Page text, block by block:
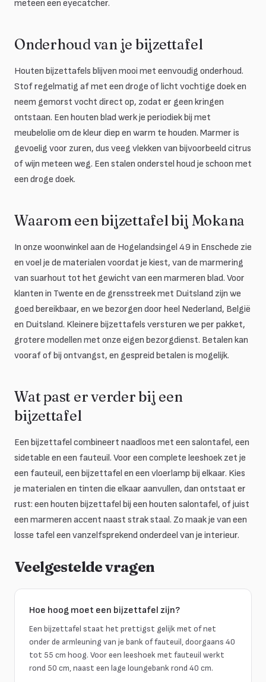
meteen een eyecatcher.
Onderhoud van je bijzettafel
Houten bijzettafels blijven mooi met eenvoudig onderhoud.
Stof regelmatig af met een droge of licht vochtige doek en
neem gemorst vocht direct op, zodat er geen kringen
ontstaan. Een houten blad werk je periodiek bij met
meubelolie om de kleur diep en warm te houden. Marmer is
gevoelig voor zuren, dus veeg vlekken van bijvoorbeeld citrus
of wijn meteen weg. Een stalen onderstel houd je schoon met
een droge doek.
Waarom een bijzettafel bij Mokana
In onze woonwinkel aan de Hogelandsingel 49 in Enschede zie
en voel je de materialen voordat je kiest, van de marmering
van suarhout tot het gewicht van een marmeren blad. Voor
klanten in Twente en de grensstreek met Duitsland zijn we
goed bereikbaar, en we bezorgen door heel Nederland, België
en Duitsland. Kleinere bijzettafels versturen we per pakket,
grotere modellen met onze eigen bezorgdienst. Betalen kan
vooraf of bij ontvangst, en gespreid betalen is mogelijk.
Wat past er verder bij een
bijzettafel
Een bijzettafel combineert naadloos met een salontafel, een
sidetable en een fauteuil. Voor een complete leeshoek zet je
een fauteuil, een bijzettafel en een vloerlamp bij elkaar. Kies
je materialen en tinten die elkaar aanvullen, dan ontstaat er
rust: een houten bijzettafel bij een houten salontafel, of juist
een marmeren accent naast strak staal. Zo maak je van een
losse tafel een vanzelfsprekend onderdeel van je interieur.
Veelgestelde vragen
Hoe hoog moet een bijzettafel zijn?
Een bijzettafel staat het prettigst gelijk met of net
onder de armleuning van je bank of fauteuil, doorgaans 40
tot 55 cm hoog. Voor een leeshoek met fauteuil werkt
rond 50 cm, naast een lage loungebank rond 40 cm.